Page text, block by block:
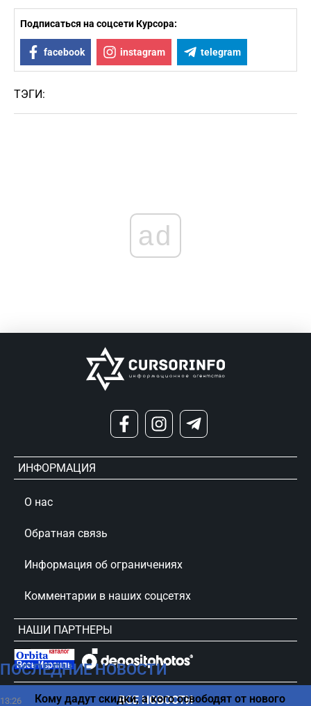
Подписаться на соцсети Курсора:
facebook instagram telegram
ТЭГИ:
ПОСЛЕДНИЕ НОВОСТИ
13:26 Кому дадут скидки, а кого освободят от нового
ВСЕ НОВОСТИ
ad
ИНФОРМАЦИЯ
О нас
Обратная связь
Информация об ограничениях
Комментарии в наших соцсетях
НАШИ ПАРТНЕРЫ
сursorinfo.co.il © Все права защищены